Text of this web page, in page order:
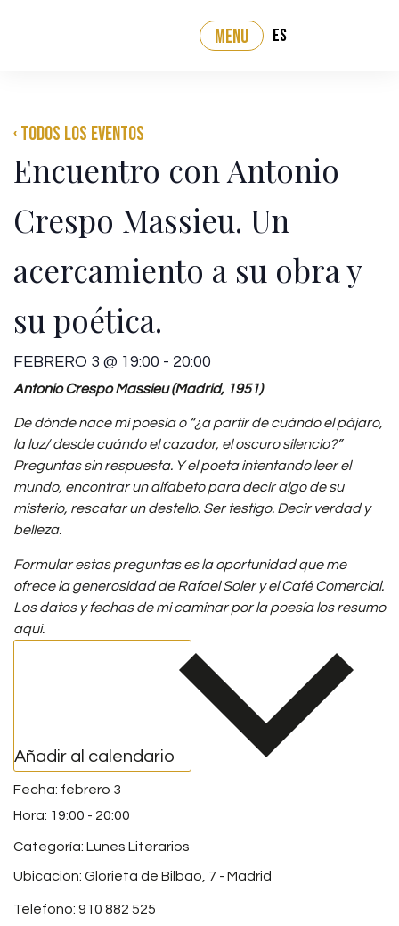
MENU ES
‹ Todos los eventos
Encuentro con Antonio
Crespo Massieu. Un
acercamiento a su obra y
su poética.
FEBRERO 3 @ 19:00 - 20:00
Antonio Crespo Massieu (Madrid, 1951)
De dónde nace mi poesía o “¿a partir de cuándo el pájaro,
la luz/ desde cuándo elcazador, el oscuro silencio?”
Preguntas sin respuesta. Y el poeta intentando leer el
mundo, encontrar un alfabeto para decir algo de su
misterio, rescatar un destello. Ser testigo. Decir verdad y
belleza.
Formular estas preguntas es la oportunidad que me
ofrece la generosidad de RafaelSoler y el Café Comercial.
Los datos y fechas de mi caminar por la poesía losresumo
aquí.
Añadir al calendario
febrero 3
19:00 - 20:00
Categoría: Lunes Literarios
Ubicación: Glorieta de Bilbao, 7 - Madrid
Teléfono: 910 882 525